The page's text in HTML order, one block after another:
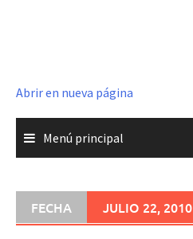
Abrir en nueva página
Menú principal
FECHA JULIO 22, 2010